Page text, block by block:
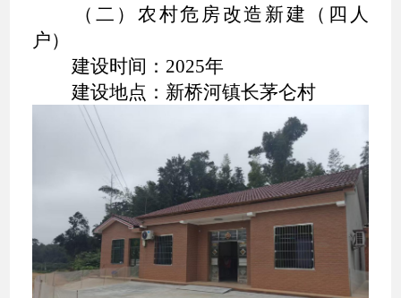
（二）农村危房改造新建（四人
户）
建设时间：2025年
建设地点：新桥河镇长茅仑村